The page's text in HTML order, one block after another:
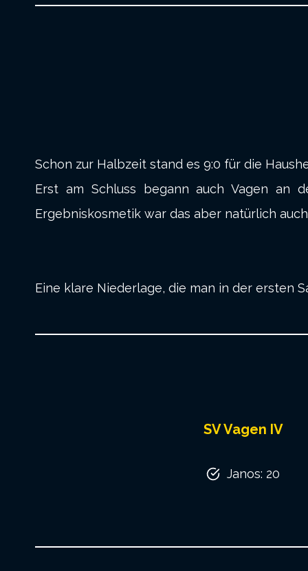
Schon zur Halbzeit stand es 9:0 für die
Erst am Schluss begann auch Vagen an
Ergebniskosmetik war das aber natürlich
Eine klare Niederlage, die man in der ersten
SV Vagen IV
Janos: 20